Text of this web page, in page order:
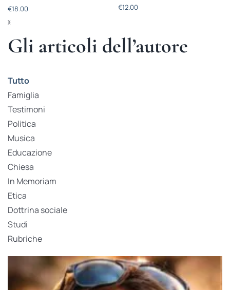
€18.00 €12.00
Gli articoli dell’autore
Tutto
Famiglia
Testimoni
Politica
Musica
Educazione
Chiesa
In Memoriam
Etica
Dottrina sociale
Studi
Rubriche